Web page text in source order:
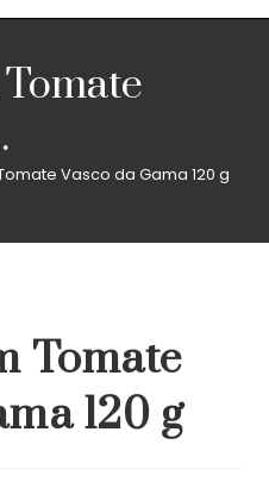
Vasco da Gama 120 g
Tomate
120 g